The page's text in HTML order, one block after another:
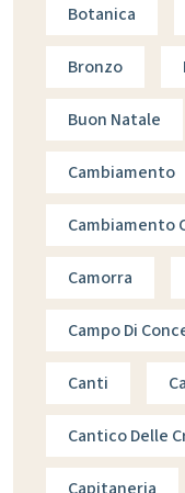
Botanica
Bronzo
Buon Natale
Cambiamento
Cambiamento
Camorra
Campo Di
Canti
Cantico Delle
Capitaneria